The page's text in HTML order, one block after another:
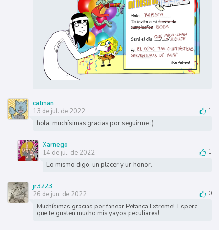
catman
13 de jul. de 2022
1
hola, muchísimas gracias por seguirme ;)
Xarnego
14 de jul. de 2022
1
Lo mismo digo, un placer y un honor.
jr3223
26 de jun. de 2022
0
Muchísimas gracias por fanear Petanca Extreme!! Espero
que te gusten mucho mis yayos peculiares!